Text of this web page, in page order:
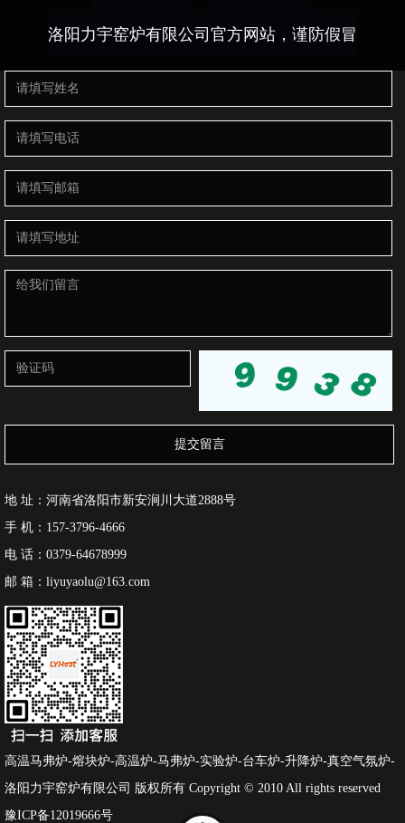
洛阳力宇窑炉有限公司官方网站，谨防假冒
提交留言
地 址：河南省洛阳市新安涧川大道2888号
手 机：157-3796-4666
电 话：0379-64678999
邮 箱：liyuyaolu@163.com
高温马弗炉-熔块炉-高温炉-马弗炉-实验炉-台车炉-升降炉-真空气氛炉-
洛阳力宇窑炉有限公司 版权所有 Copyright © 2010 All rights reserved
豫ICP备12019666号